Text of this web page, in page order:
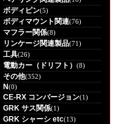
ボディピン(5)
ボディマウント関連(76)
マフラー関係(8)
リンケージ関連製品(71)
工具(26)
電動カー（ドリフト） (8)
その他(352)
N(0)
CE-RX コンバージョン(1)
GRK サス関係(1)
GRK シャーシ etc(13)